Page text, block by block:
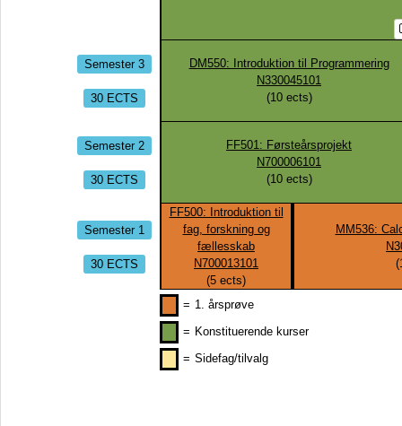
Semester 3
30 ECTS
DM550: Introduktion til Programmering
N330045101
(10ects)
Semester 2
30 ECTS
FF501: Førsteårsprojekt
N700006101
(10ects)
Semester 1
30 ECTS
FF500: Introduktion til
fag, forskning og
fællesskab
N700013101
(5 ects)
MM536:
(
= 1. årsprøve
= Konstituerende kurser
= Sidefag/tilvalg